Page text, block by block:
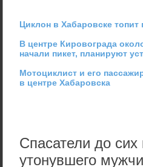
Циклон в Хабаровске топит
В центре Кировограда
начали пикет, планируют
Мотоциклист и его
в центре Хабаровска
Спасатели до
утонувшего